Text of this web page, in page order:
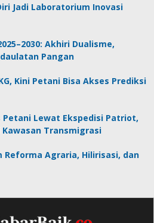
Jadi Laboratorium Inovasi
Akhiri Dualisme,
Pangan
Kini Petani Bisa Akses Prediksi
Lewat Ekspedisi Patriot,
Transmigrasi
Reforma Agraria, Hilirisasi, dan